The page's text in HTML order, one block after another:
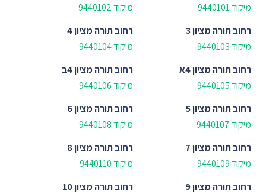
מיקוד 9440101
מיקוד 9440102
רחובתורה מציון 3
מיקוד 9440103
רחובתורה מציון 4
מיקוד 9440104
רחובתורה מציון 4א
מיקוד 9440105
רחובתורה מציון 4ב
מיקוד 9440106
רחובתורה מציון 5
מיקוד 9440107
רחובתורה מציון 6
מיקוד 9440108
רחובתורה מציון 7
מיקוד 9440109
רחובתורה מציון 8
מיקוד 9440110
רחובתורה מציון 9 רחובתורה מציון 10